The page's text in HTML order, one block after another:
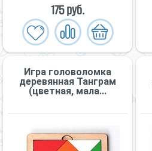
175 руб.
Игра головоломка
деревянная Танграм
(цветная, мала...